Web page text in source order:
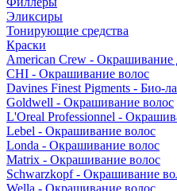
Эликсиры
Тонирующие средства
Краски
American Crew -
CHI - Окрашивание волос
Davines Finest Pigments - Био-
Goldwell - Окрашивание волос
L'Oreal Professionnel -
Lebel - Окрашивание волос
Londa - Окрашивание волос
Matrix - Окрашивание волос
Schwarzkopf - Окрашивание
Wella - Окрашивание волос